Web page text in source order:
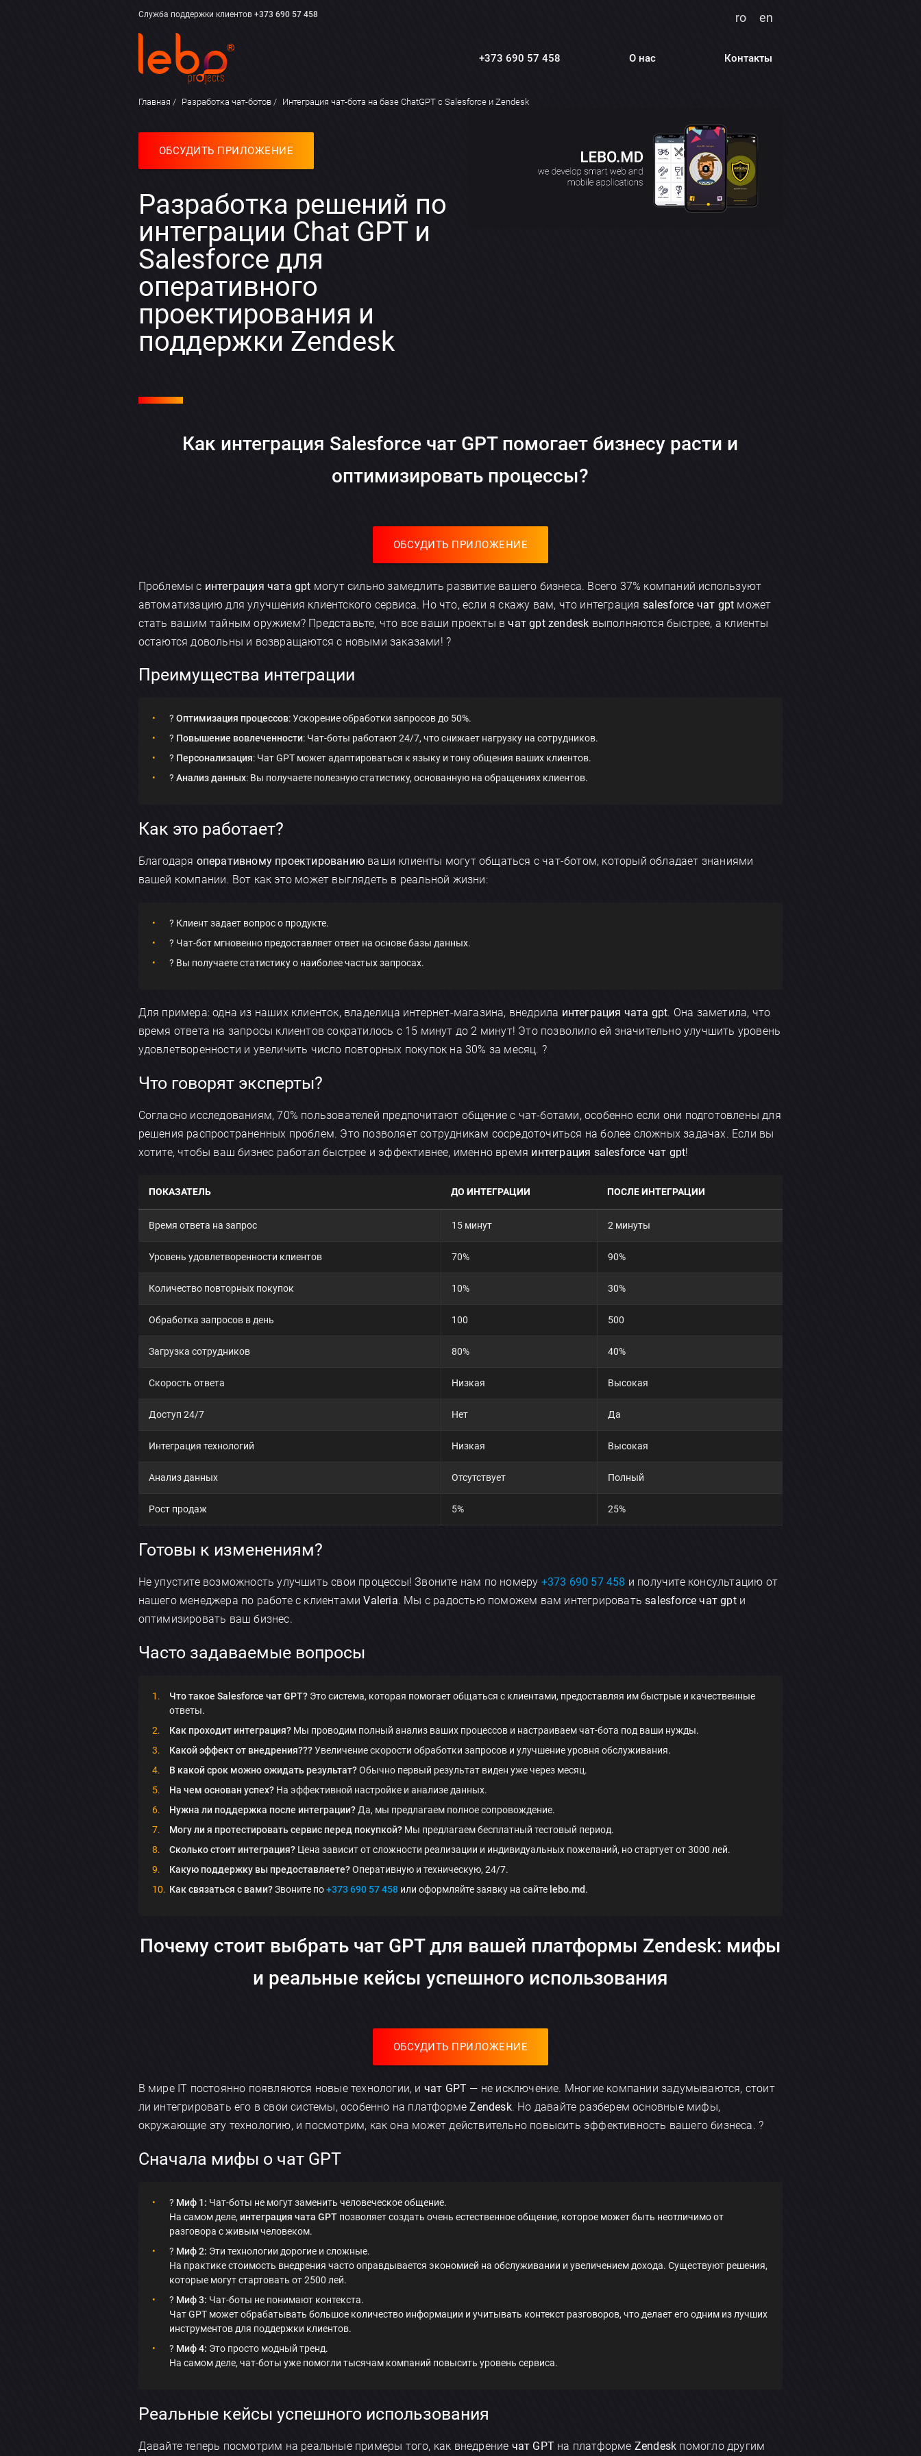
Служба поддержки клиентов +373 690 57 458 ro en
+373 690 57 458 О нас Контакты
Главная Разработка чат-ботов Интеграция чат-бота на базе ChatGPT с Salesforce и Zendesk
ОБСУДИТЬ ПРИЛОЖЕНИЕ
Разработка решений по
интеграции Chat GPT и
Salesforce для
оперативного
проектирования и
поддержки Zendesk
Как интеграция Salesforce чат GPT помогает бизнесу расти и
оптимизировать процессы?
ОБСУДИТЬ ПРИЛОЖЕНИЕ
Проблемы с интеграция чата gpt могут сильно замедлить развитие вашего бизнеса. Всего 37% компаний используют
автоматизацию для улучшения клиентского сервиса. Но что, если я скажу вам, что интеграция salesforce чат gpt может
стать вашим тайным оружием? Представьте, что все ваши проекты вчат gpt zendesk выполняются быстрее, а клиенты
остаются довольны и возвращаются с новыми заказами! ?
Преимущества интеграции
? Оптимизация процессов: Ускорение обработки запросов до 50%.
? Повышение вовлеченности: Чат-боты работают 24/7, что снижает нагрузку на сотрудников.
? Персонализация: Чат GPT может адаптироваться к языку и тону общения ваших клиентов.
? Анализ данных: Вы получаете полезную статистику, основанную на обращениях клиентов.
Как это работает?
Благодаря оперативному проектированию ваши клиенты могут общаться с чат-ботом, который обладает знаниями
вашей компании. Вот как это может выглядеть в реальной жизни:
?️ Клиент задает вопрос о продукте.
? Чат-бот мгновенно предоставляет ответ на основе базы данных.
? Вы получаете статистику о наиболее частых запросах.
Для примера: одна из наших клиенток, владелица интернет-магазина, внедрила интеграция чата gpt. Она заметила, что
время ответа на запросы клиентов сократилось с 15 минут до 2 минут! Это позволило ей значительно улучшить уровень
удовлетворенности и увеличить число повторных покупок на 30% за месяц. ?
Что говорят эксперты?
Согласно исследованиям, 70% пользователей предпочитают общение с чат-ботами, особенно если они подготовлены для
решения распространенных проблем. Это позволяет сотрудникам сосредоточиться на более сложных задачах. Если вы
хотите, чтобы ваш бизнес работал быстрее и эффективнее, именно время интеграция salesforce чат gpt!
ПОКАЗАТЕЛЬ ДО ИНТЕГРАЦИИ ПОСЛЕ ИНТЕГРАЦИИ
Время ответа на запрос 15 минут 2 минуты
Уровень удовлетворенности клиентов 70% 90%
Количество повторных покупок 10% 30%
Обработка запросов в день 100 500
Загрузка сотрудников 80% 40%
Скорость ответа Низкая Высокая
Доступ 24/7 Нет Да
Интеграция технологий Низкая Высокая
Анализ данных Отсутствует Полный
Рост продаж 5% 25%
Готовы к изменениям?
Не упустите возможность улучшить свои процессы! Звоните нам по номеру +373 690 57 458 и получите консультацию от
нашего менеджера по работе с клиентамиValeria. Мы с радостью поможем вам интегрироватьsalesforce чат gptи
оптимизировать ваш бизнес.
Часто задаваемые вопросы
Что такое Salesforce чат GPT?Это система, которая помогает общаться с клиентами, предоставляя им быстрые и качественные
ответы.
Как проходит интеграция?Мы проводим полный анализ ваших процессов и настраиваем чат-бота под ваши нужды.
Какой эффект от внедрения???Увеличение скорости обработки запросов и улучшение уровня обслуживания.
В какой срок можно ожидать результат?Обычно первый результат виден уже через месяц.
На чем основан успех?На эффективной настройке и анализе данных.
Нужна ли поддержка после интеграции?Да, мы предлагаем полное сопровождение.
Могу ли я протестировать сервис перед покупкой?Мы предлагаем бесплатный тестовый период.
Сколько стоит интеграция?Цена зависит от сложности реализации и индивидуальных пожеланий, но стартует от 3000 лей.
Какую поддержку вы предоставляете?Оперативную и техническую, 24/7.
Как связаться с вами?Звоните по+373 690 57 458или оформляйте заявку на сайте lebo.md.
Почему стоит выбрать чат GPT для вашей платформы Zendesk: мифы
и реальные кейсы успешного использования
ОБСУДИТЬ ПРИЛОЖЕНИЕ
В мире IT постоянно появляются новые технологии, и чат GPT — не исключение. Многие компании задумываются, стоит
ли интегрировать его в свои системы, особенно на платформеZendesk. Но давайте разберем основные мифы,
окружающие эту технологию, и посмотрим, как она может действительно повысить эффективность вашего бизнеса. ?
Сначала мифы о чат GPT
? Миф 1: Чат-боты не могут заменить человеческое общение.
На самом деле, интеграция чата GPTпозволяет создать очень естественное общение, которое может быть неотличимо от
разговора с живым человеком.
? Миф 2: Эти технологии дорогие и сложные.
На практике стоимость внедрения часто оправдывается экономией на обслуживании и увеличением дохода. Существуют решения,
которые могут стартовать от 2500 лей.
? Миф 3: Чат-боты не понимают контекста.
Чат GPT может обрабатывать большое количество информации и учитывать контекст разговоров, что делает его одним из лучших
инструментов для поддержки клиентов.
? Миф 4: Это просто модный тренд.
На самом деле, чат-боты уже помогли тысячам компаний повысить уровень сервиса.
Реальные кейсы успешного использования
Давайте теперь посмотрим на реальные примеры того, как внедрение чат GPT на платформе Zendesk помогло другим
Обсудить приложение